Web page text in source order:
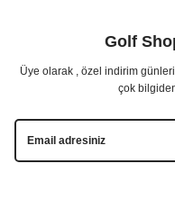
Golf
Üye olarak , özel indirim
çok